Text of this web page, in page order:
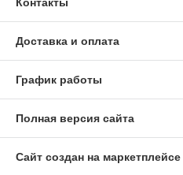
Контакты
Доставка и оплата
График работы
Полная версия сайта
Сайт создан на маркетплейсе